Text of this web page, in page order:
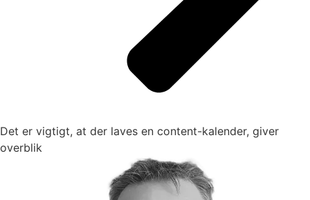
Det er vigtigt, at der laves en content-kalender, giver
overblik